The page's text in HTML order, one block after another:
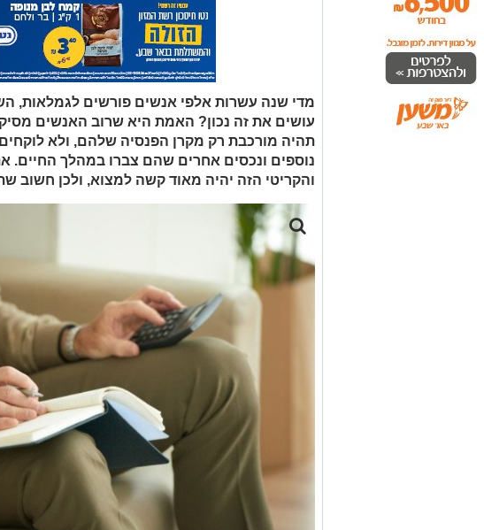
מדי שנה עשרות אלפי אנשים פורשים לגמלאות,
עושים את זה נכון? האמת היא שרוב האנשים
תהיה מורכבת רק מקרן הפנסיה שלהם, ולא
נוספים ונכסים אחרים שהם צברו במהלך החיים.
והקריטי הזה יהיה מאוד קשה למצוא, ולכן חשוב